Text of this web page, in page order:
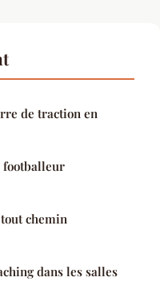
de traction en
footballeur
chemin
dans les salles